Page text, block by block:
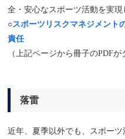
全・安心なスポーツ活動を実現
○スポーツリスクマネジメン
責任
（上記ページから冊子のPDF
落雷
近年、夏季以外でも、スポー